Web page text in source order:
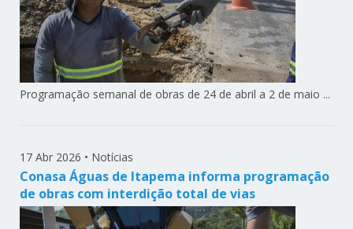
Programação semanal de obras de 24 de abril a 2 de maio ...
17 Abr 2026 • Notícias
Conasa Águas de Itapema informa programação
de obras com interdição total de vias